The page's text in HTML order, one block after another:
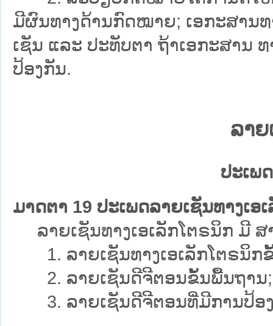
ມີຜົນທາງດ້ານກົດໝາຍ; ເອກະສານ
ເຊັນ ແລະ ປະທັບຕາ ຖ້າເອກະສານ
ປ້ອງກັນ.
ລາຍ
ປະເພ
ມາດຕາ 19 ປະເພດລາຍເຊັນທາງເອ
ລາຍເຊັນທາງເອເລັກໂຕຣນິກ ມີ ສ
1. ລາຍເຊັນທາງເອເລັກໂຕຣນິກ
2. ລາຍເຊັນດີຈີຕອນຂັ້ນພື້ນຖານ;
3. ລາຍເຊັນດີຈີຕອນທີ່ມີການປ້ອ